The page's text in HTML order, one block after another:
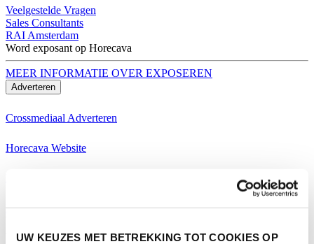
UW KEUZES MET BETREKKING TOT COOKIES OP
Veelgestelde Vragen
Sales Consultants
RAI Amsterdam
Word exposant op Horecava
MEER INFORMATIE OVER EXPOSEREN
Adverteren
Crossmediaal Adverteren
Horecava Website
Horecava Social Media